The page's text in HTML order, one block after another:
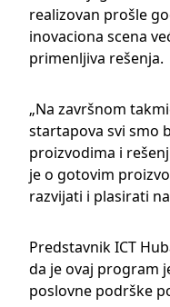
realizovan prošle
inovaciona scena
primenljiva rešenja.
„Na završnom
startapova svi smo
proizvodima i
je o gotovim
razvijati i plasirati
Predstavnik ICT
da je ovaj program
poslovne podrške